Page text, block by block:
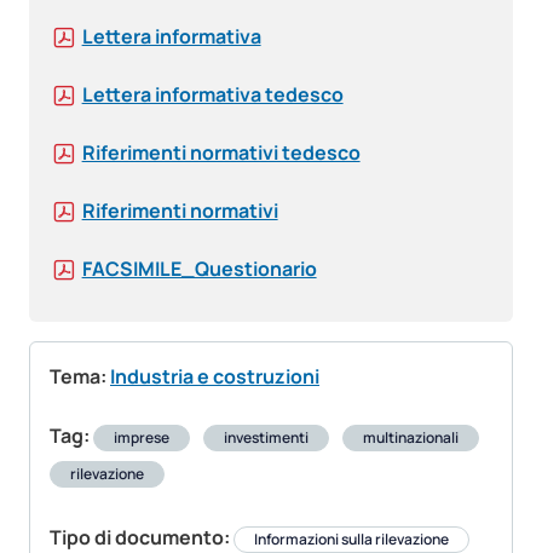
Lettera informativa
Lettera informativa tedesco
Riferimenti normativi tedesco
Riferimenti normativi
FACSIMILE_Questionario
Tema: Industria e costruzioni
Tag: imprese investimenti
multinazionali
rilevazione
Tipo di documento: Informazioni sulla rilevazione